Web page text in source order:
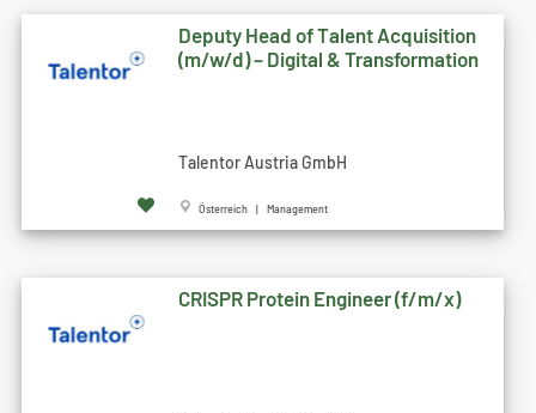
Deputy Head of Talent Acquisition
(m/w/d) – Digital & Transformation
Talentor Austria GmbH
Österreich | Management
CRISPR Protein Engineer (f/m/x)